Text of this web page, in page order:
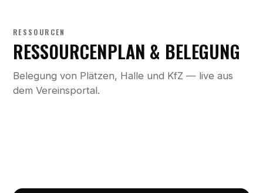
RESSOURCEN
RESSOURCENPLAN & BELEGUNG
Belegung von Plätzen, Halle und KfZ — live aus
dem Vereinsportal.